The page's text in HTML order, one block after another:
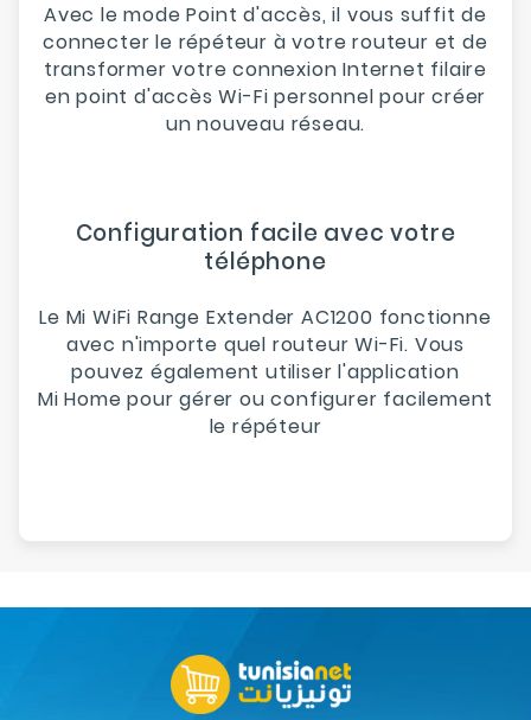
Avec le mode Point d'accès, il vous suffit de
connecter le répéteur à votre routeur et de
transformer votre connexion Internet filaire
en point d'accès Wi-Fi personnel pour créer
un nouveau réseau.
Configuration facile avec votre
téléphone
Le Mi WiFi Range Extender AC1200 fonctionne
avec n'importe quel routeur Wi-Fi. Vous
pouvez également utiliser l'application
Mi Home pour gérer ou configurer facilement
le répéteur